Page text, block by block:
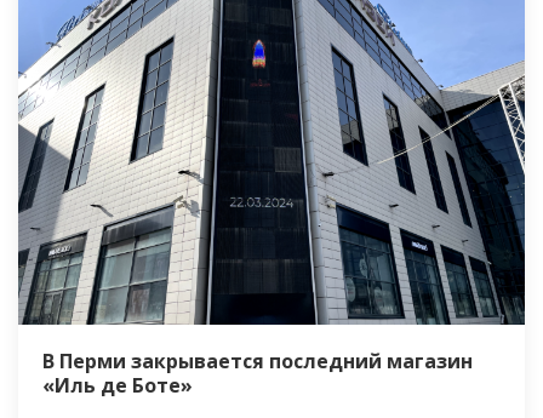
В Перми закрывается последний магазин
«Иль де Боте»